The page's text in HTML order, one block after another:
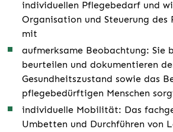
individuellen Pflegebedarf und
Organisation und Steuerung des
mit
aufmerksame Beobachtung: Sie
beurteilen und dokumentieren
Gesundheitszustand sowie das
pflegebedürftigen Menschen
individuelle Mobilität: Das
Umbetten und Durchführen von